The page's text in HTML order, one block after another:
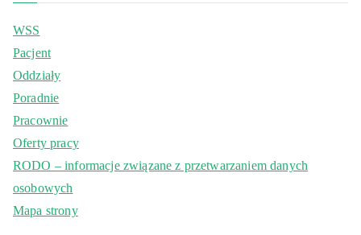
WSS
Pacjent
Oddziały
Poradnie
Pracownie
Oferty pracy
RODO – informacje związane z przetwarzaniem danych
osobowych
Mapa strony